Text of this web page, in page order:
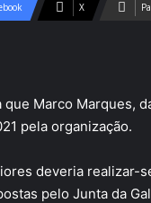
X
Marco Marques,
pela organização.
deveria realizar-
pelo Junta da